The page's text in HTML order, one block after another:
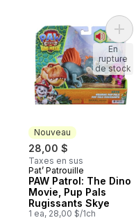
Nouveau
28,00 $
Taxes en sus
Nouveau
Pat’ Patrouille
PAW Patrol: The Dino
Movie, Pup Pals
Rugissants Skye
1 ea, 28,00 $/1ch
En
rupture
de stock